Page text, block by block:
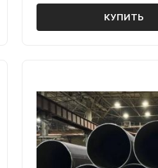
КУПИТЬ